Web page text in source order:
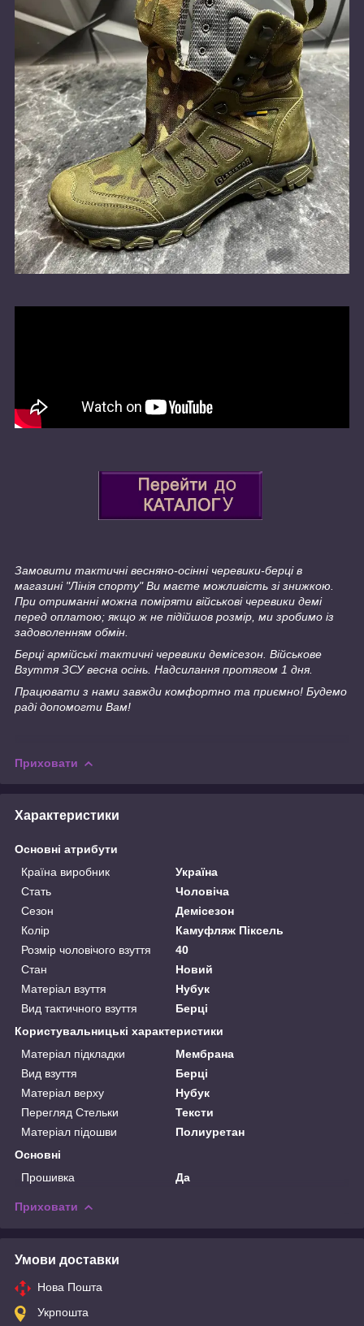
Замовити тактичні весняно-осінні черевики-берці в
магазині "Лінія спорту" Ви маєте можливість зі знижкою.
При отриманні можна поміряти військові черевики демі
перед оплатою; якщо ж не підійшов розмір, ми зробимо із
задоволенням обмін.
Берці армійські тактичні черевики демісезон. Військове
Взуття ЗСУ весна осінь. Надсилання протягом 1 дня.
Працювати з нами завжди комфортно та приємно! Будемо
раді допомогти Вам!
Приховати
Характеристики
Основні атрибути
Країна виробник
Україна
Стать
Чоловіча
Сезон
Демісезон
Колір
Камуфляж Піксель
Розмір чоловічого взуття
40
Стан
Новий
Матеріал взуття
Нубук
Вид тактичного взуття
Берці
Користувальницькі характеристики
Матеріал підкладки
Мембрана
Вид взуття
Берці
Матеріал верху
Нубук
Перегляд Стельки
Тексти
Матеріал підошви
Полиуретан
Основні
Прошивка
Да
Приховати
Умови доставки
Нова Пошта
Укрпошта